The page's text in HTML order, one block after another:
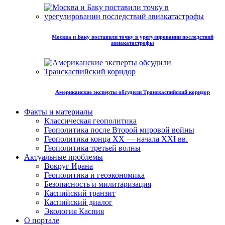
Москва и Баку поставили точку в урегулировании последствий
авиакатастрофы
Американские эксперты обсудили Транскаспийский коридор
Факты и материалы
Классическая геополитика
Геополитика после Второй мировой войны
Геополитика конца XX — начала XXI вв.
Геополитика третьей волны
Актуальные проблемы
Вокруг Ирана
Геополитика и геоэкономика
Безопасность и милитаризация
Каспийский транзит
Каспийский диалог
Экология Каспия
О портале